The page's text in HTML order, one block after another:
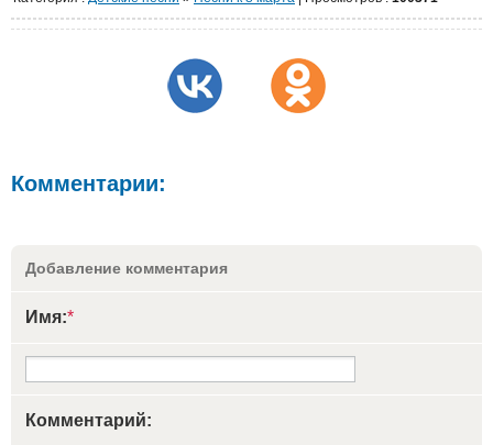
Комментарии:
Добавление комментария
Имя:*
Комментарий: